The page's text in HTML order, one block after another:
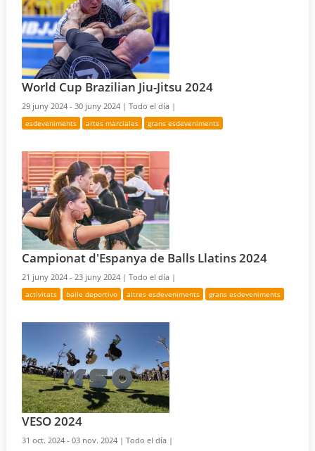
World Cup Brazilian Jiu-Jitsu 2024
29 juny 2024 - 30 juny 2024 |Todo el día |
esdeveniments artes marciales grans esdeveniments
Campionat d'Espanya de Balls Llatins 2024
21 juny 2024 - 23 juny 2024 |Todo el día |
activitats baile deportivo altres esdeveniments grans esdeveniments
VESO 2024
31 oct. 2024 - 03 nov. 2024 |Todo el día |